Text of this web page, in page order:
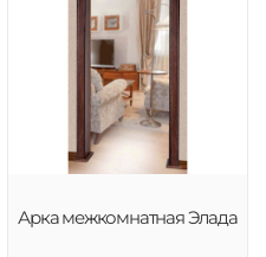
Арка межкомнатная Элада